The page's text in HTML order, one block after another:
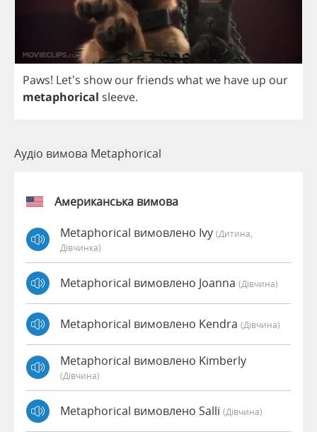
Paws! Let's show ourfriends whatwe have up our
metaphorical sleeve.
Аудіо вимова Metaphorical
Американська вимова
Metaphorical вимовлено Ivy (дитина,
Дівчинка)
Metaphorical вимовлено Joanna (дівчина)
Metaphorical вимовлено Kendra (дівчина)
Metaphorical вимовлено Kimberly
(дівчина)
Metaphorical вимовлено Salli (дівчина)